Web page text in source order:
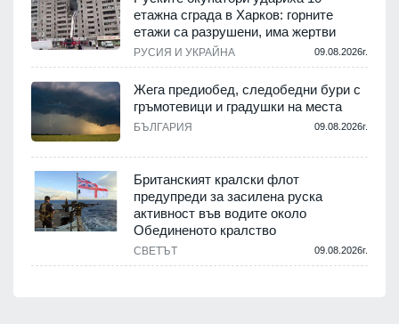
етажна сграда в Харков: горните
етажи са разрушени, има жертви
РУСИЯ И УКРАЙНА 09.08.2026г.
Жега предиобед, следобедни бури с
гръмотевици и градушки на места
БЪЛГАРИЯ 09.08.2026г.
Британският кралски флот
предупреди за засилена руска
активност във водите около
Обединеното кралство
СВЕТЪТ 09.08.2026г.